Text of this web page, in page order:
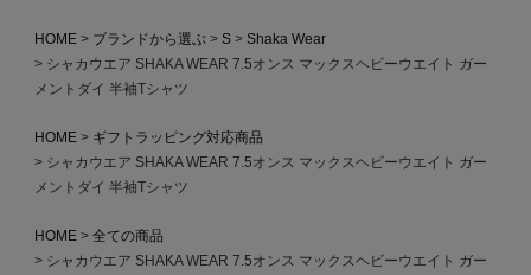
HOME ブランドから選ぶ S
Shaka Wear
シャカウエア SHAKA WEAR 7.5オンス マックスヘビーウエイト ガー
メントダイ 半袖Tシャツ
HOME
ギフトラッピング対応商品
シャカウエア SHAKA WEAR 7.5オンス マックスヘビーウエイト ガー
メントダイ 半袖Tシャツ
HOME
全ての商品
シャカウエア SHAKA WEAR 7.5オンス マックスヘビーウエイト ガー